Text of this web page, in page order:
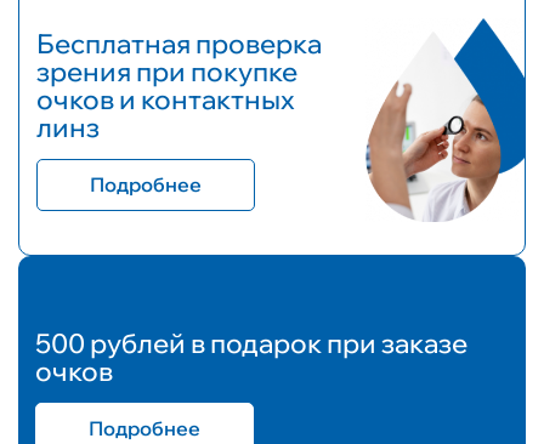
Бесплатная проверка
зрения при покупке
очков и контактных
линз
Подробнее
500 рублей в подарок при заказе
очков
Подробнее